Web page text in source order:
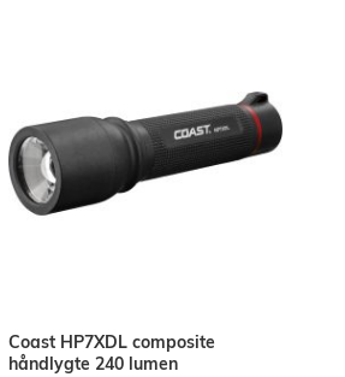
Coast HP7XDL composite
håndlygte 240 lumen